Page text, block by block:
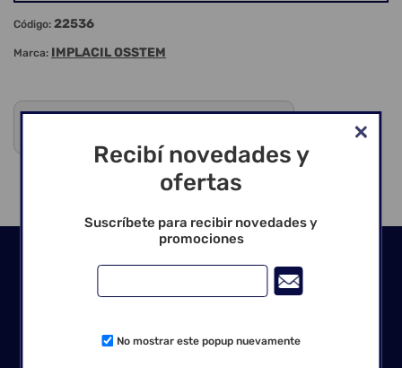
Código: 22536
Marca: IMPLACIL OSSTEM
Recibí novedades y
ofertas
Suscríbete para recibir novedades y
promociones
No mostrar este popup nuevamente